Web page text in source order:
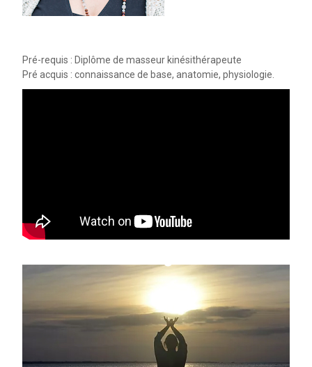
Pré-requis : Diplôme de masseur kinésithérapeute
Pré acquis : connaissance de base, anatomie, physiologie.